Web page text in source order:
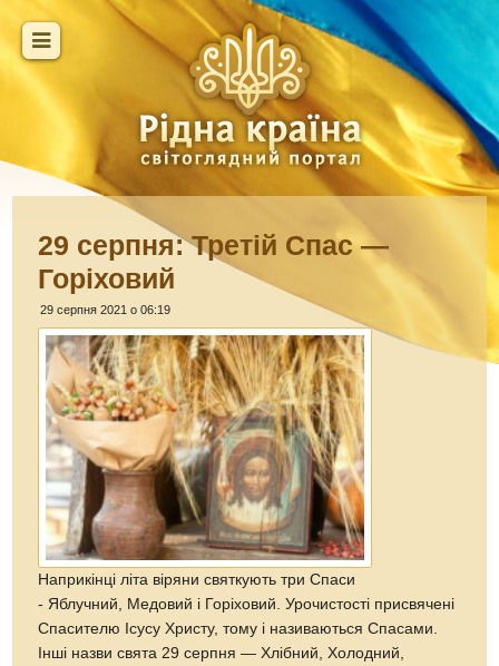
29 серпня: Третій Спас —
Горіховий
29 серпня 2021 о 06:19
Наприкінці літа віряни святкують три Спаси
- Яблучний, Медовий і Горіховий. Урочистості присвячені
Спасителю Ісусу Христу, тому і називаються Спасами.
Інші назви свята 29 серпня — Хлібний, Холодний,